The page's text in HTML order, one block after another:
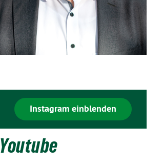
Instagram einblenden
Youtube